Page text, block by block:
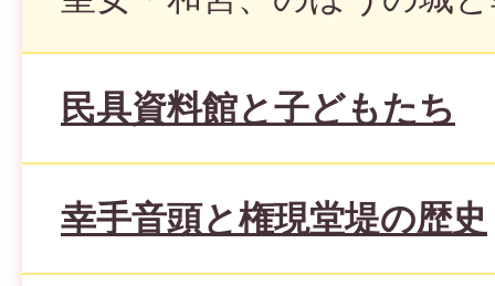
民具資料館と子どもたち
幸手音頭と権現堂堤の歴史